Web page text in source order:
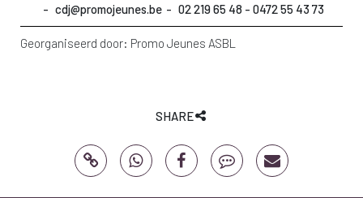
cdj@promojeunes.be
02 219 65 48 - 0472 55 43 73
Georganiseerd door: Promo Jeunes ASBL
SHARE